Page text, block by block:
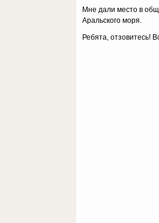
Мне дали место в
Аральского моря.
Ребята, отзовитесь!